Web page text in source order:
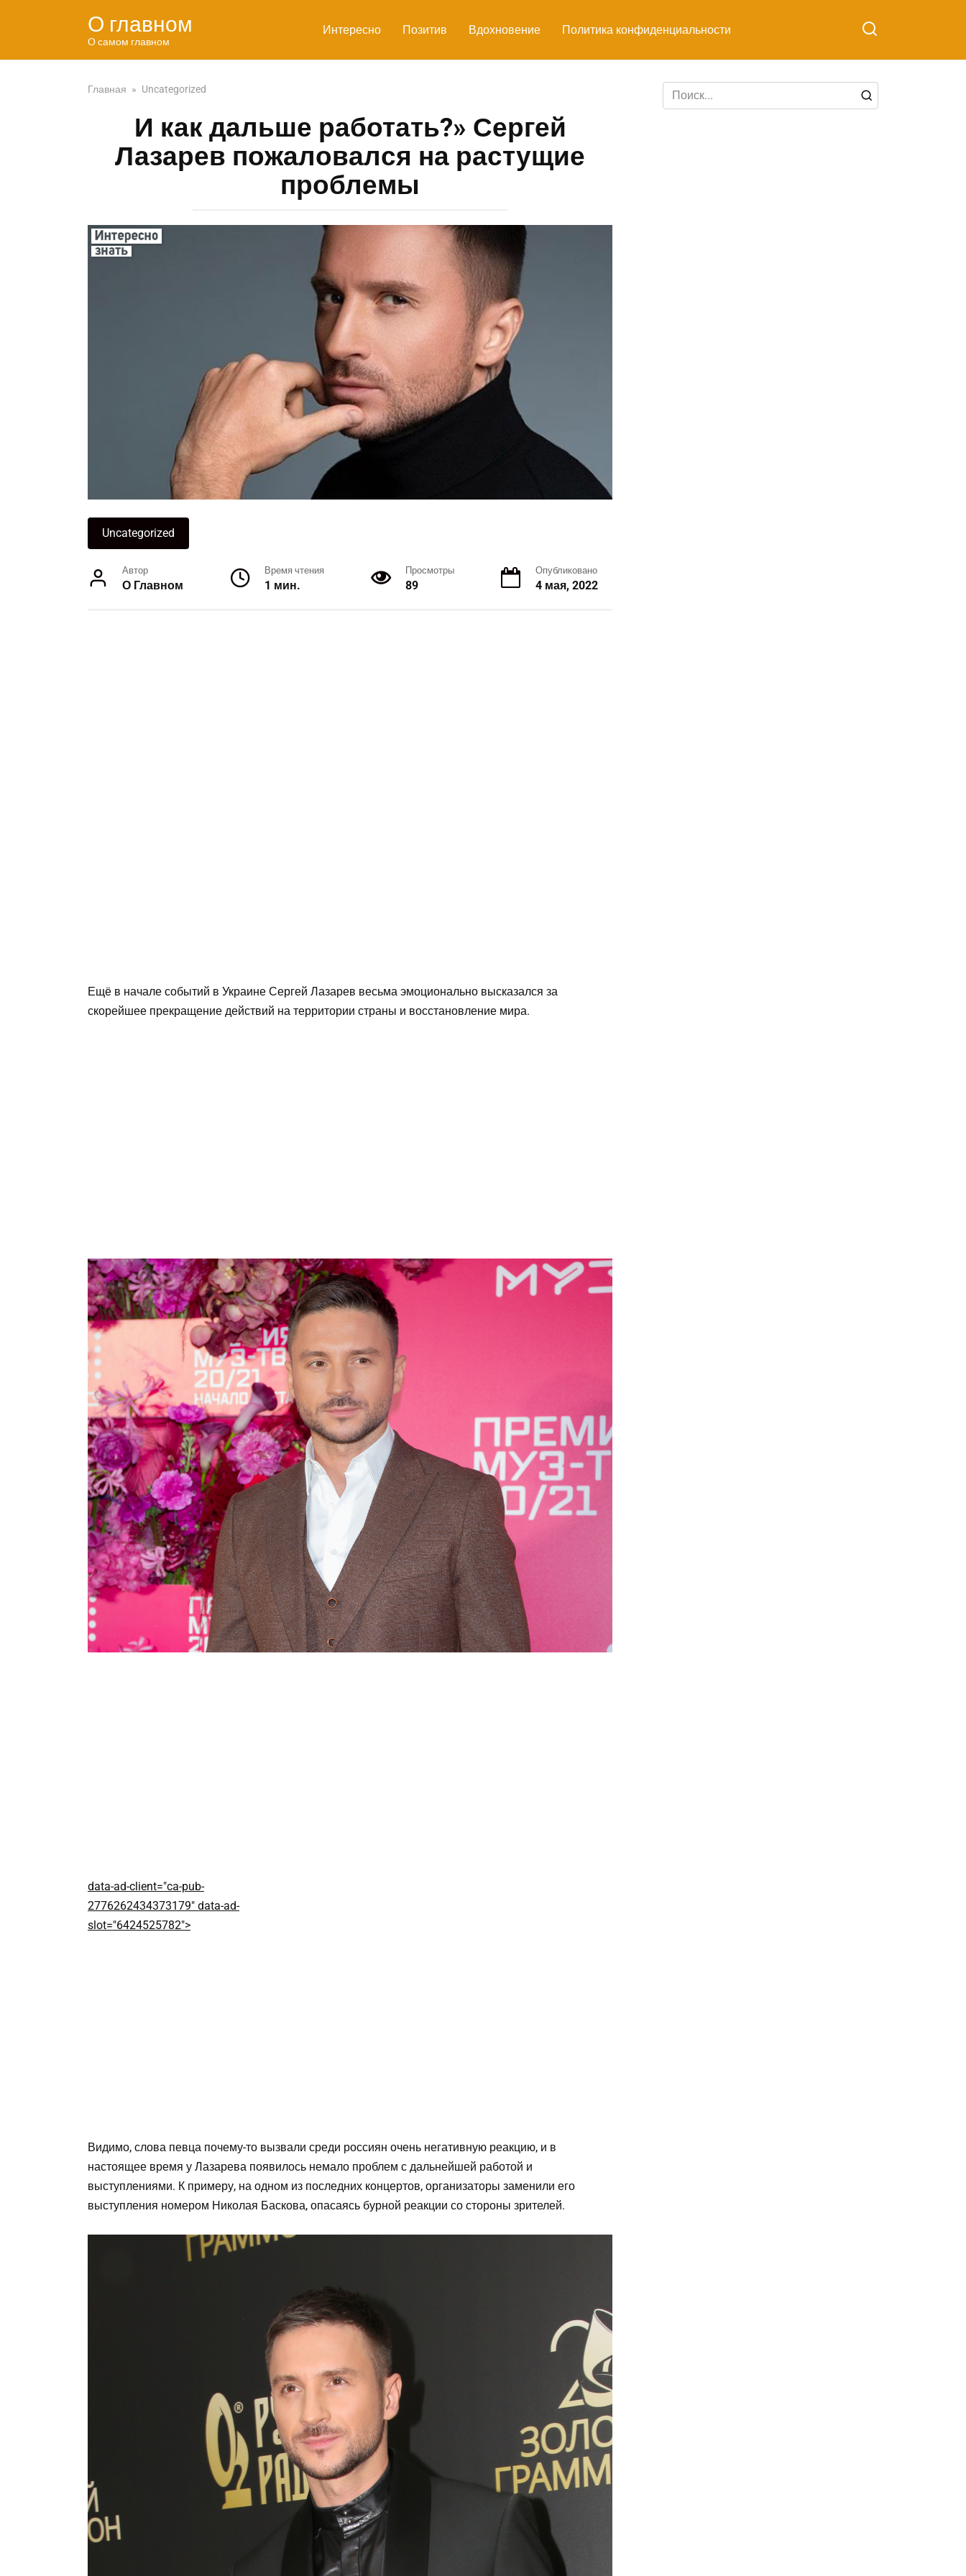
О главном
О самом главном
Интересно Позитив Вдохновение Политика конфиденциальности
Главная » Uncategorized
И как дальше работать?» Сергей
Лазарев пожаловался на растущие
проблемы
Uncategorized
Автор
О Главном
Время чтения
1 мин.
Просмотры
89
Опубликовано
4 мая, 2022
Ещё в начале событий в Украине Сергей Лазарев весьма эмоционально высказался за
скорейшее прекращение действий на территории страны и восстановление мира.
data-ad-client="ca-pub-
2776262434373179" data-ad-
slot="6424525782">
Видимо, слова певца почему-то вызвали среди россиян очень негативную реакцию, и в
настоящее время у Лазарева появилось немало проблем с дальнейшей работой и
выступлениями. К примеру, на одном из последних концертов, организаторы заменили его
выступления номером Николая Баскова, опасаясь бурной реакции со стороны зрителей.
Search
for: